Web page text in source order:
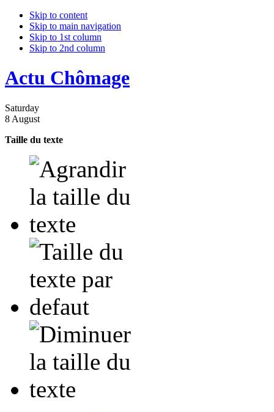
Skip to content
Skip to main navigation
Skip to 1st column
Skip to 2nd column
Actu Chômage
Saturday
8 August
Taille du texte